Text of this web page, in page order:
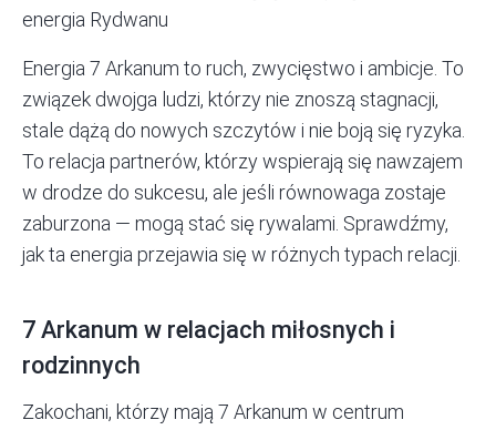
energia Rydwanu
Energia 7 Arkanum to ruch, zwycięstwo i ambicje. To
związek dwojga ludzi, którzy nie znoszą stagnacji,
stale dążą do nowych szczytów i nie boją się ryzyka.
To relacja partnerów, którzy wspierają się nawzajem
w drodze do sukcesu, ale jeśli równowaga zostaje
zaburzona — mogą stać się rywalami. Sprawdźmy,
jak ta energia przejawia się w różnych typach relacji.
7 Arkanum w relacjach miłosnych i
rodzinnych
Zakochani, którzy mają 7 Arkanum w centrum